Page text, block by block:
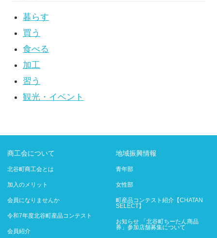
暮らす
買う
食べる
加工
習う
観光・イベント
商工会について
北谷町商工会とは
加入のメリット
会員になりませんか
令和7年度北谷町産品コンテスト
会員紹介
地域振興情報
青年部
女性部
町産品コンテスト紹介【CHATAN
SELECT】
お知らせ 「北谷町ちーたん商品
券」参加店舗募集について